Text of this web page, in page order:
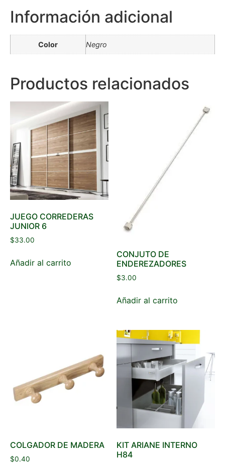
Información adicional
Color Negro
Productos relacionados
JUEGO CORREDERAS
JUNIOR 6
$33.00
Añadir al carrito
CONJUTO DE
ENDEREZADORES
$3.00
Añadir al carrito
COLGADOR DE MADERA
$0.40
KIT ARIANE INTERNO
H84